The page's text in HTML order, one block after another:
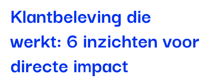
Klantbeleving die
werkt: 6 inzichten voor
directe impact